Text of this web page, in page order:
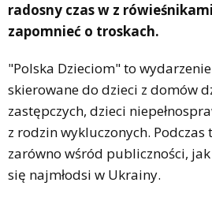
radosny czas w z
zapomnieć o troskach.
"Polska Dzieciom" to
skierowane do dzieci z domów
zastępczych, dzieci
z rodzin wykluczonych. Podczas
zarówno wśród publiczności,
się najmłodsi w Ukrainy.